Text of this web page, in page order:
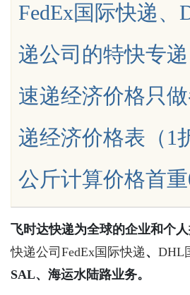
FedEx国际快递
递公司的特快专
速递经济价格只
递经济价格表（1
公斤计算价格首
飞时达快递为全球的企业和个
快递公司 FedEx国际快递 、 DHL
SAL、海运水陆路业务。